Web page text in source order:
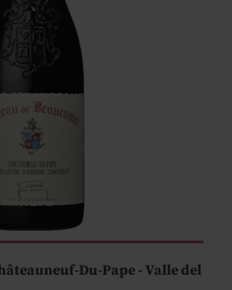
Du-Pape - Valle del